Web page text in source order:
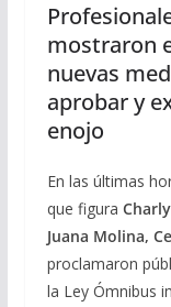
mostraron
nuevas
aprobar y
enojo
En las últimas
que figura
Juana Molina,
proclamaron
la Ley Ómnibus